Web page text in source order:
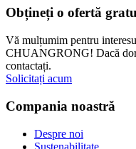
Obțineți o ofertă
Vă mulțumim pentru
CHUANGRONG! Dacă
contactați.
Solicitați acum
Compania noastră
Despre noi
Sustenabilitate